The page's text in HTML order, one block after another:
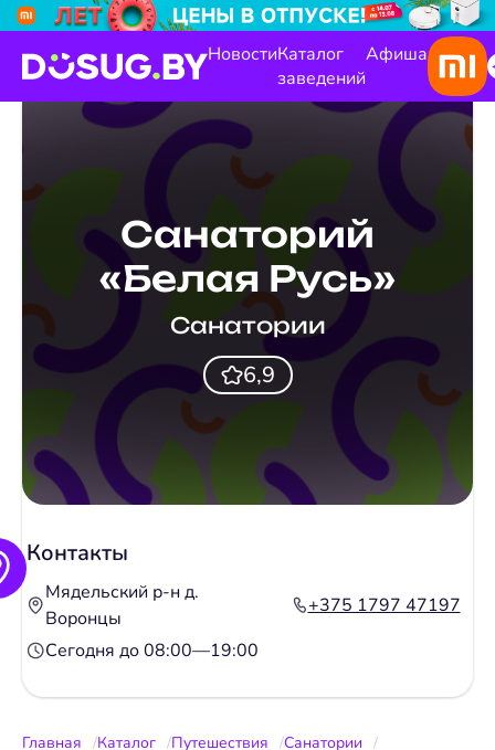
НовостиКаталог
заведений
Афиша
Санаторий
«Белая Русь»
Санатории
6,9
Контакты
Мядельский р-н д.
Воронцы
+375 1797 47197
Сегодня до 08:00—19:00
Главная Каталог Путешествия
Санатории